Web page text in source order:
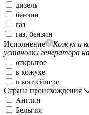
дизель
бензин
газ
газ, бензин
Исполнение
Кожух и
установки генератора
открытое
в кожухе
в контейнере
Страна происхождения
Англия
Бельгия